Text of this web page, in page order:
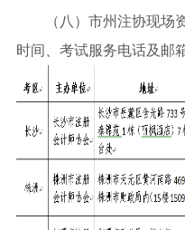
（八）市州注协现场
时间、考试服务电话及邮箱